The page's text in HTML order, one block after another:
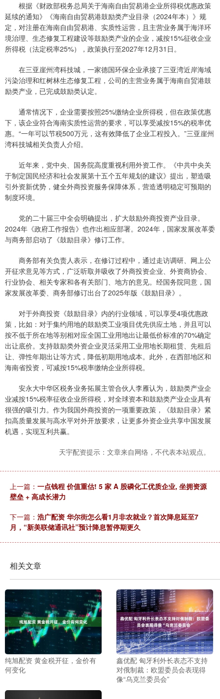
根据《财政部税务总局关于海南自由贸易港企业所得税优惠政策
延续的通知》《海南自由贸易港鼓励类产业目录（2024年本）》规
定，对注册在海南自由贸易港、实质性运营，且主营业务属于海洋环
境治理、生态修复工程建设等鼓励类产业的企业，减按15%征收企业
所得税（法定税率25%），政策执行至2027年12月31日。
在三亚崖州湾科技城，一家德国环保企业承接了三亚湾近岸海域
污染治理和红树林生态修复工程，公司的主营业务属于海南自贸港鼓
励类产业，已完成鼓励类认定。
通常情况下，企业需要按照25%缴纳企业所得税，但在政策优惠
下，该企业符合海南实质性运营的要求，可以享受减按15%的税率优
惠。“一年可以节税500万元，这有效降低了企业工程投入。”三亚崖州
湾科技城相关负责人介绍。
近年来，党中央、国务院高度重视利用外资工作。《中共中央关
于制定国民经济和社会发展第十五个五年规划的建议》提出，塑造吸
引外资新优势，健全外商投资服务保障体系，营造透明稳定可预期的
制度环境。
党的二十届三中全会明确提出，扩大鼓励外商投资产业目录。
2024年《政府工作报告》也作出相应部署。2024年，国家发展改革委
与商务部启动了《鼓励目录》修订工作。
商务部有关负责人表示，在修订过程中，通过走访调研、网上公
开征求意见等方式，广泛听取并吸收了外商投资企业、外资商协会、
行业协会、相关专家和各有关部门、地方的意见。经国务院同意，国
家发展改革委、商务部修订出台了2025年版《鼓励目录》。
对于外商投资《鼓励目录》内的行业领域，可以享受4项优惠政
策，比如：对于集约用地的鼓励类工业项目优先供应土地，并且可以
按不低于所在地等别相对应全国工业用地出让最低价标准的70%确定
出让底价。支持鼓励类外资企业灵活采用工业用地长期租赁、先租后
让、弹性年期出让等方式，降低初期用地成本。此外，在西部地区和
海南省投资，可减按15%税率缴纳企业所得税。
安永大中华区税务业务拓展主管合伙人李雁认为，鼓励类产业企
业减按15%税率征收企业所得税，对全球资本和鼓励类产业企业具有
很强的吸引力。作为我国外商投资的一项重要政策，《鼓励目录》紧
扣高质量发展与高水平对外开放要求，让更多外资企业共享中国发展
机遇，实现互利共赢。
天宇配资提示：文章来自网络，不代表本站观点。
上一篇： 一点钱程 价值重估! 5 家 A 股磷化工优质企业, 坐拥资源
壁垒 + 高成长潜力
下一篇： 浩广配资 华尔街怎么看1月非农就业？首次降息延至7
月，“新美联储通讯社”预计降息暂停期更久
相关文章
纯旭配资 黄金税开征，金价有
何变化
鑫优配 匈牙利外长表态不支持
对俄制裁：欧盟委员会表现得
像“乌克兰委员会”